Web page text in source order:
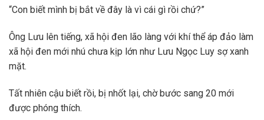
“Con biết mình bị bắt về đây là vì cái gì rồi chứ?”
Ông Lưu lên tiếng, xã hội đen lão làng với khí thể áp đảo làm
xã hội đen mới nhú chưa kịp lớn như Lưu Ngọc Luy sợ xanh
mặt.
Tất nhiên cậu biết rồi, bị nhốt lại, chờ bước sang 20 mới
được phóng thích.